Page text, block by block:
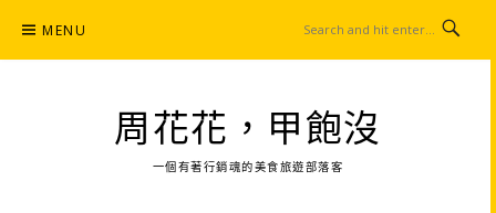
content
MENU
周花花，甲飽沒
一個有著行銷魂的美食旅遊部落客